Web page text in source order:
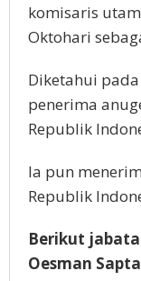
komisaris
Oktohari
Diketahui
penerima
Republik
Ia pun
Republik
Berikut
Oesman